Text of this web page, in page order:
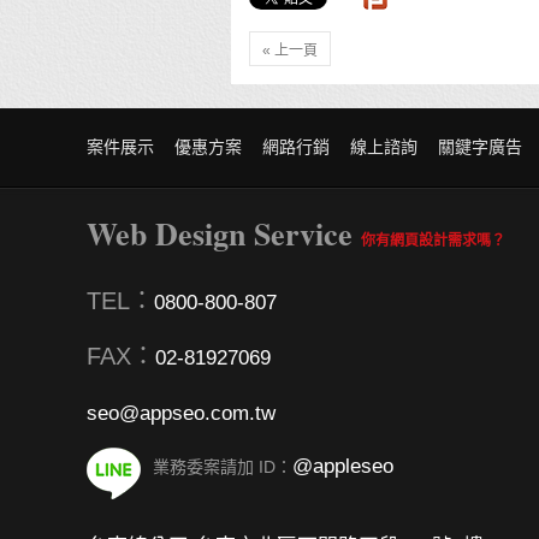
« 上一頁
案件展示 優惠方案 網路行銷 線上諮詢 關鍵字廣告
Web Design Service 你有網頁設計需求嗎？
TEL： 0800-800-807
FAX： 02-81927069
seo@appseo.com.tw
業務委案請加 ID： @appleseo